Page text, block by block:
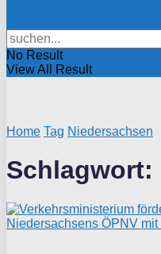
No Result
View All Result
Home Tag Niedersachsen
Schlagwort: